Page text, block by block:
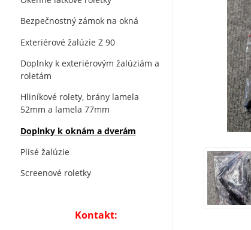
Bezpečnostný zámok na okná
Exteriérové žalúzie Z 90
Doplnky k exteriérovým žalúziám a
roletám
Hliníkové rolety, brány lamela
52mm a lamela 77mm
Doplnky k oknám a dverám
Plisé žalúzie
Screenové roletky
Kontakt: